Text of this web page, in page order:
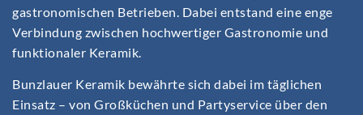
gastronomischen Betrieben. Dabei entstand eine enge
Verbindung zwischen hochwertiger Gastronomie und
funktionaler Keramik.
Bunzlauer Keramik bewährte sich dabei im täglichen
Einsatz – von Großküchen und Partyservice über den